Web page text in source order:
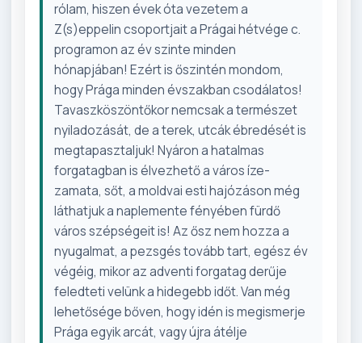
rólam, hiszen évek óta vezetem a
Z(s)eppelin csoportjait a Prágai hétvége c.
programon az év szinte minden
hónapjában! Ezért is őszintén mondom,
hogy Prága minden évszakban csodálatos!
Tavaszköszöntőkor nemcsak a természet
nyiladozását, de a terek, utcák ébredését is
megtapasztaljuk! Nyáron a hatalmas
forgatagban is élvezhető a város íze-
zamata, sőt, a moldvai esti hajózáson még
láthatjuk a naplemente fényében fürdő
város szépségeit is! Az ősz nem hozza a
nyugalmat, a pezsgés tovább tart, egész év
végéig, mikor az adventi forgatag derűje
feledteti velünk a hidegebb időt. Van még
lehetősége bőven, hogy idén is megismerje
Prága egyik arcát, vagy újra átélje